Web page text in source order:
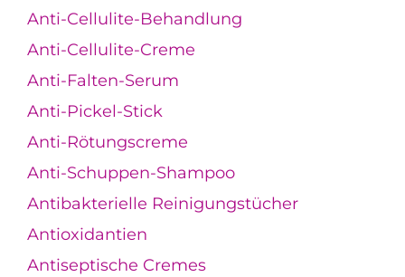
Anti-Cellulite-Behandlung
Anti-Cellulite-Creme
Anti-Falten-Serum
Anti-Pickel-Stick
Anti-Rötungscreme
Anti-Schuppen-Shampoo
Antibakterielle Reinigungstücher
Antioxidantien
Antiseptische Cremes